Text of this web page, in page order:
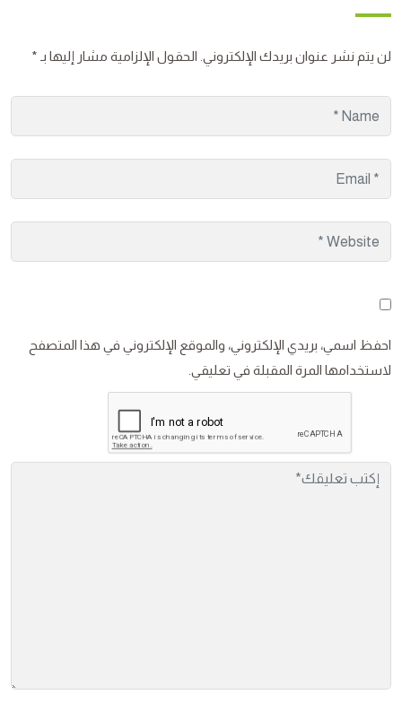
لن يتم نشر عنوان بريدك الإلكتروني. الحقول الإلزامية مشار إليها بـ *
احفظ اسمي، بريدي الإلكتروني، والموقع الإلكتروني في هذا المتصفح
لاستخدامها المرة المقبلة في تعليقي.